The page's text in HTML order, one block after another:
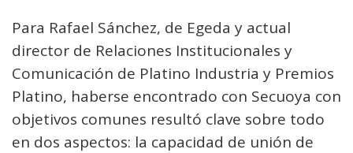
Para Rafael Sánchez, de Egeda y actual
director de Relaciones Institucionales y
Comunicación de Platino Industria y Premios
Platino, haberse encontrado con Secuoya con
objetivos comunes resultó clave sobre todo
en dos aspectos: la capacidad de unión de